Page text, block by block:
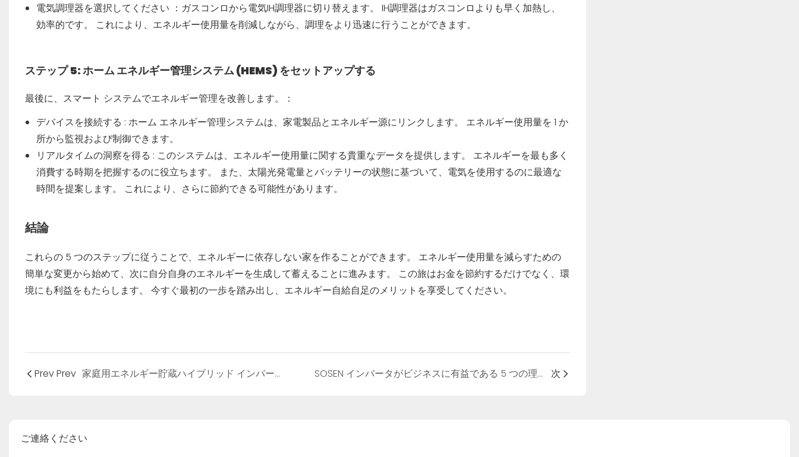
電気調理器を選択してください ：ガスコンロから電気IH調理器に切り替えます。 IH調理器はガスコンロよりも早く加熱し、
効率的です。 これにより、エネルギー使用量を削減しながら、調理をより迅速に行うことができます。
ステップ 5: ホーム エネルギー管理システム (HEMS) をセットアップする
最後に、スマート システムでエネルギー管理を改善します。：
デバイスを接続する : ホーム エネルギー管理システムは、家電製品とエネルギー源にリンクします。 エネルギー使用量を 1 か
所から監視および制御できます。
リアルタイムの洞察を得る : このシステムは、エネルギー使用量に関する貴重なデータを提供します。 エネルギーを最も多く
消費する時期を把握するのに役立ちます。 また、太陽光発電量とバッテリーの状態に基づいて、電気を使用するのに最適な
時間を提案します。 これにより、さらに節約できる可能性があります。
結論
これらの 5 つのステップに従うことで、エネルギーに依存しない家を作ることができます。 エネルギー使用量を減らすための
簡単な変更から始めて、次に自分自身のエネルギーを生成して蓄えることに進みます。 この旅はお金を節約するだけでなく、環
境にも利益をもたらします。 今すぐ最初の一歩を踏み出し、エネルギー自給自足のメリットを享受してください。
Prev Prev 家庭用エネルギー貯蔵ハイブリッド インバーターを選択するための初心者ガイド SOSEN インバータがビジネスに有益である 5 つの理由 次
ご連絡ください